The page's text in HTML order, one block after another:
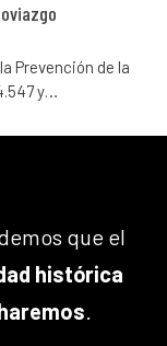
Prevención de la
y…
que el
histórica
.